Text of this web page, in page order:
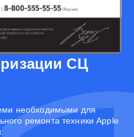
СЦ
необходимыми для
ремонта техники Apple